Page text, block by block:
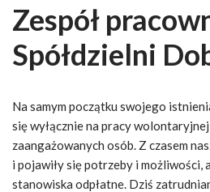
Zespół
Spółdzielni
Na samym początku swojego
się wyłącznie na pracy
zaangażowanych osób. Z czasem
i pojawiły się potrzeby i możliwości,
stanowiska odpłatne. Dziś